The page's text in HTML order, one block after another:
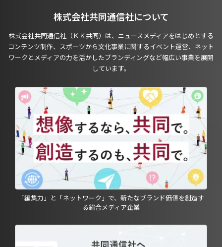
株式会社共同通信社について
株式会社共同通信社（ＫＫ共同）は、ニュースメディアをはじめとする
コンテンツ制作、スポーツから文化事業に関するイベント運営、ネット
ワークとメディアの力を活かしたブランディングなど幅広い事業を展開
しています。
「編集力」と「ネットワーク」で、新たなブランド価値を創造す
る総合メディア企業